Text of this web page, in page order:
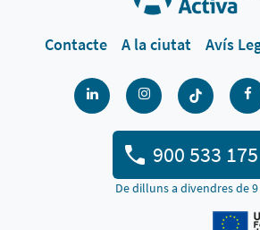
Contacte A la ciutat Avís
900 533 175
De dilluns a divendres de 9